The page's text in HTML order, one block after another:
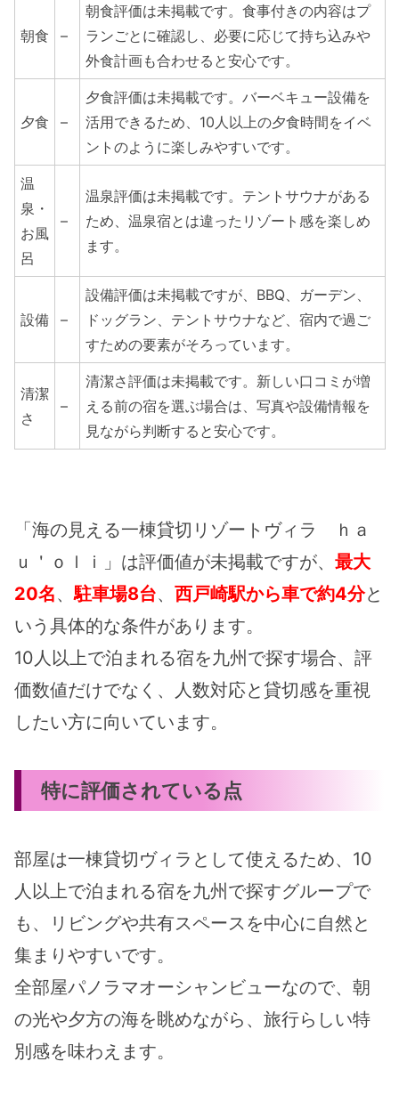
朝食 –
朝食評価は未掲載です。食事付きの内容はプ
ランごとに確認し、必要に応じて持ち込みや
外食計画も合わせると安心です。
夕食 –
夕食評価は未掲載です。バーベキュー設備を
活用できるため、10人以上の夕食時間をイベ
ントのように楽しみやすいです。
温
泉・
お風
呂
–
温泉評価は未掲載です。テントサウナがある
ため、温泉宿とは違ったリゾート感を楽しめ
ます。
設備 –
設備評価は未掲載ですが、BBQ、ガーデン、
ドッグラン、テントサウナなど、宿内で過ご
すための要素がそろっています。
清潔
さ
–
清潔さ評価は未掲載です。新しい口コミが増
える前の宿を選ぶ場合は、写真や設備情報を
見ながら判断すると安心です。
「海の見える一棟貸切リゾートヴィラ ｈａ
ｕ＇ｏｌｉ」は評価値が未掲載ですが、 最大
20名、駐車場8台、 西戸崎駅から車で約4分と
いう具体的な条件があります。
10人以上で泊まれる宿を九州で探す場合、評
価数値だけでなく、人数対応と貸切感を重視
したい方に向いています。
特に評価されている点
部屋は一棟貸切ヴィラとして使えるため、10
人以上で泊まれる宿を九州で探すグループで
も、リビングや共有スペースを中心に自然と
集まりやすいです。
全部屋パノラマオーシャンビューなので、朝
の光や夕方の海を眺めながら、旅行らしい特
別感を味わえます。